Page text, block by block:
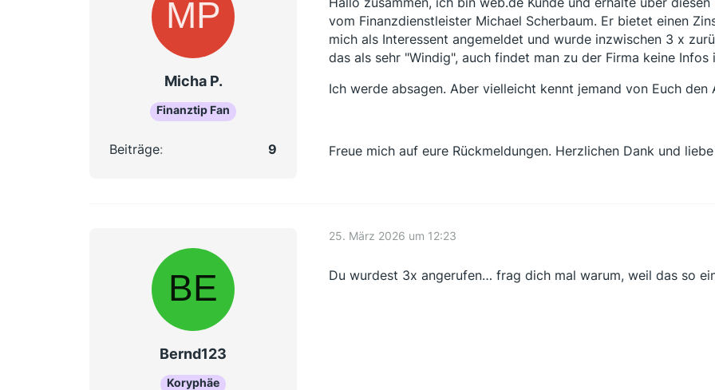
Micha P.
Finanztip Fan
Beiträge 9
vom Finanzdienstleister Michael Scherbaum. Er bietet einen
mich als Interessent angemeldet und wurde inzwischen 3 x
das als sehr "Windig", auch findet man zu der Firma keine Infos
Ich werde absagen. Aber vielleicht kennt jemand von Euch den
Freue mich auf eure Rückmeldungen. Herzlichen Dank und
Bernd123
Koryphäe
25. März 2026 um 12:23
Du wurdest 3x angerufen… frag dich mal warum, weil das so